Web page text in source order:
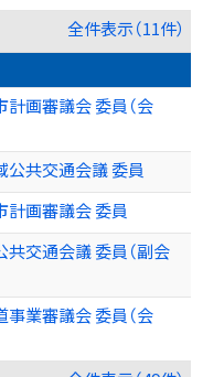
全件表示（11件）
計画審議会 委員（会
公共交通会議 委員
計画審議会 委員
共交通会議 委員（副会
事業審議会 委員（会